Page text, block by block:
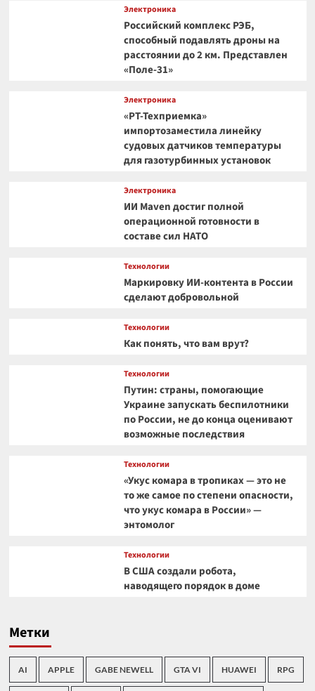
Электроника
Российский комплекс РЭБ,
способный подавлять дроны на
расстоянии до 2 км. Представлен
«Поле-31»
Электроника
«РТ-Техприемка»
импортозаместила линейку
судовых датчиков температуры
для газотурбинных установок
Электроника
ИИ Maven достиг полной
операционной готовности в
составе сил НАТО
Технологии
Маркировку ИИ-контента в России
сделают добровольной
Технологии
Как понять, что вам врут?
Технологии
Путин: страны, помогающие
Украине запускать беспилотники
по России, не до конца оценивают
возможные последствия
Технологии
«Укус комара в тропиках — это не
то же самое по степени опасности,
что укус комара в России» —
энтомолог
Технологии
В США создали робота,
наводящего порядок в доме
Метки
AI APPLE GABE NEWELL GTA VI HUAWEI RPG